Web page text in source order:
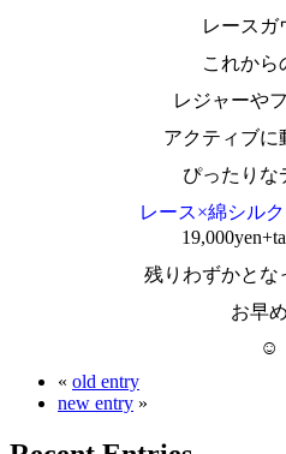
レースガ
これから
レジャーや
アクティブに
ぴったりな
レース×綿シル
残りわずかとな
お早
☺︎
« old entry
new entry »